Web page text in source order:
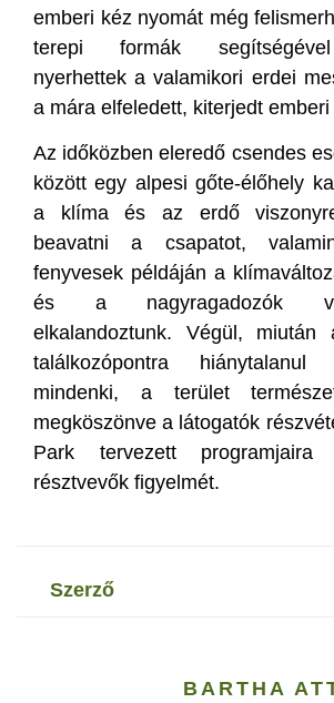
emberi kéz nyomát még
terepi formák
nyerhettek a valamikori erdei
a mára elfeledett, kiterjedt
Az időközben eleredő csendes
között egy alpesi gőte-élőhely
a klíma és az erdő
beavatni a csapatot,
fenyvesek példáján a
és a nagyragadozók
elkalandoztunk. Végül, miután
találkozópontra hiánytalanul
mindenki, a terület
megköszönve a látogatók
Park tervezett
résztvevők figyelmét.
szerző
BARTHA